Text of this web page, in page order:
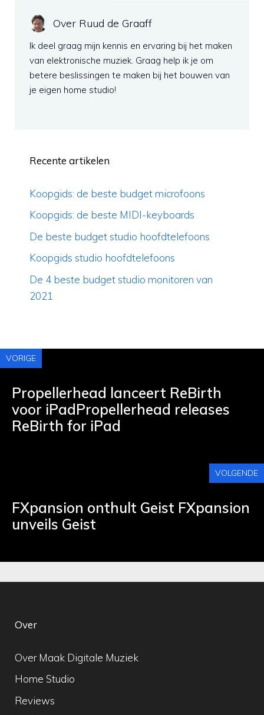
Over Ruud de Graaff
Ik deel graag mijn kennis en ervaring bij het maken
van elektronische muziek. Graag help ik je om
betere beslissingen te maken bij het bouwen van
je eigen home studio!
Recente artikelen
Koopgids: de beste budget microfoons
Koopgids: de beste MIDI-keyboards
De beste budget studio hoofdtelefoons
Koopgids studio hoofdtelefoons
De 4 beste budget studio monitoren van
2021
VORIGE
Propellerhead lanceert ReBirth
voor iPadPropellerhead releases
ReBirth for iPad
VOLGENDE
FXpansion onthult Geist FXpansion
unveils Geist
Over
Over Maak Digitale Muziek
Home Studio
Reviews